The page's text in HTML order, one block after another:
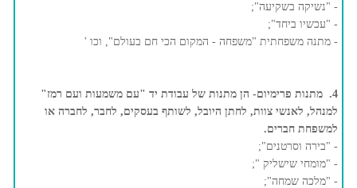
- "נשיקה בשקיעה";
- "עכשיו ביחד";
- מתנה משפחתית "משפחה - המקום הכי חם בעולם", וכו '
4. מתנות פרימיום- הן מתנות של עבודת יד "עם משמעות ועם רמז"
למנהל, לאנשי צוות, לחתן היובל, לשותף בעסקים, לחבר, לחברה או
למשפחת חברים.
- "בירה וסרטנים";
- "מומחי שישליק ";
- "מלכה שמחה";